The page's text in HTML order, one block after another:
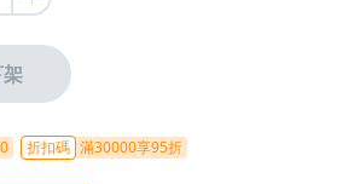
折扣碼 滿30000享95折